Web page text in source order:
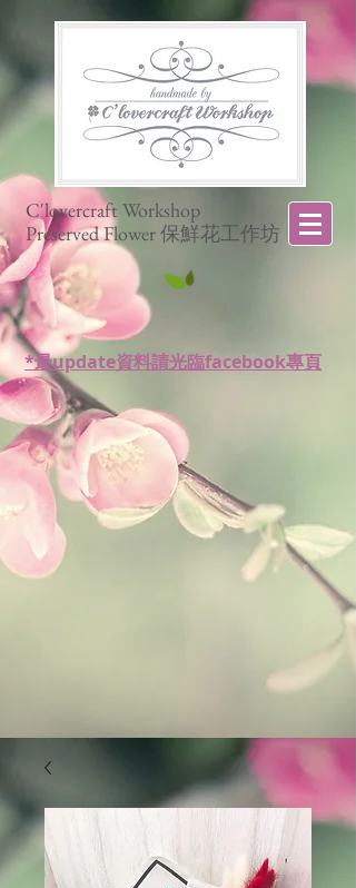
C'lovercraft Workshop
Preserved Flower 保鮮花工作坊
*最update資料請光臨facebook專頁